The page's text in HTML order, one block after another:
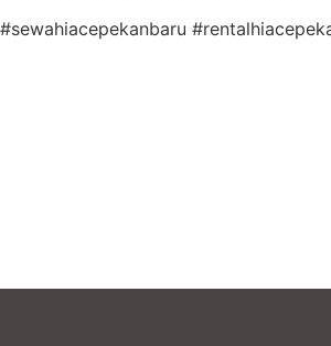
#sewahiacepekanbaru